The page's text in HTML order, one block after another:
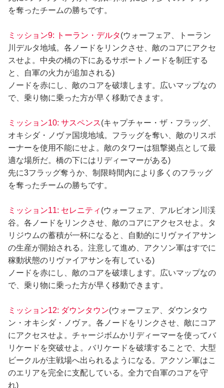
を奪ったチームの勝ちです。
ミッション9: トーラン・デルタ(ウォーフェア、トーラン
川デルタ地域。各ノードをリンクさせ、敵のコアにアクセ
スせよ。中央の橋の下にあるサポートノードを制圧する
と、自軍の火力が追加される)
ノードを赤にし、敵のコアを破壊します。広いマップなの
で、乗り物に乗った方が早く移動できます。
ミッション10: サスペンス(キャプチャー・ザ・フラッグ、
オキシダ・ノヴァ国境地域。フラッグを奪い、敵のリスポ
ーナーを使用不能にせよ。敵のタワーは狙撃拠点として最
適な場所だ。橋の下にはリディーマーがある)
先に3フラッグ奪うか、制限時間内により多くのフラッグ
を奪ったチームの勝ちです。
ミッション11: セレニティ (ウォーフェア、アルビオン川渓
谷。各ノードをリンクさせ、敵のコアにアクセスせよ。タ
リジウムの蓄積が一杯になると、自動的にリヴァイアサン
の生産が開始される。注意して進め、アクソン軍はすでに
稼動状態のリヴァイアサンを有している)
ノードを赤にし、敵のコアを破壊します。広いマップなの
で、乗り物に乗った方が早く移動できます。
ミッション12: ダウンタウン(ウォーフェア、ダウンタウ
ン・オキシダ・ノヴァ。各ノードをリンクさせ、敵にコア
にアクセスせよ。チャージボムかリディーマーを使ってバ
リケードを突破せよ。バリケードを破壊することで、大型
ビークルが主戦場へ出られるようになる。アクソン軍はこ
のエリアを完全に支配している。全力で自軍のコアを守
れ)